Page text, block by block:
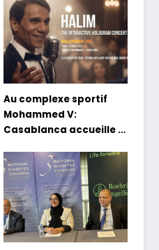
Au complexe sportif
Mohammed V:
Casablanca accueille la
concert holographique
d’Abdel Halim Hafez